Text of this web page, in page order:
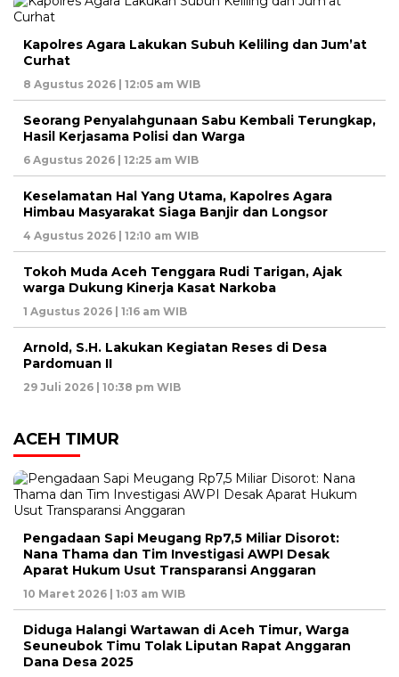
Kapolres Agara Lakukan Subuh Keliling dan Jum’at
Curhat
8 Agustus 2026 | 12:05 am WIB
Seorang Penyalahgunaan Sabu Kembali Terungkap,
Hasil Kerjasama Polisi dan Warga
6 Agustus 2026 | 12:25 am WIB
Keselamatan Hal Yang Utama, Kapolres Agara
Himbau Masyarakat Siaga Banjir dan Longsor
4 Agustus 2026 | 12:10 am WIB
Tokoh Muda Aceh Tenggara Rudi Tarigan, Ajak
warga Dukung Kinerja Kasat Narkoba
1 Agustus 2026 | 1:16 am WIB
Arnold, S.H. Lakukan Kegiatan Reses di Desa
Pardomuan II
29 Juli 2026 | 10:38 pm WIB
ACEH TIMUR
Pengadaan Sapi Meugang Rp7,5 Miliar Disorot:
Nana Thama dan Tim Investigasi AWPI Desak
Aparat Hukum Usut Transparansi Anggaran
10 Maret 2026 | 1:03 am WIB
Diduga Halangi Wartawan di Aceh Timur, Warga
Seuneubok Timu Tolak Liputan Rapat Anggaran
Dana Desa 2025